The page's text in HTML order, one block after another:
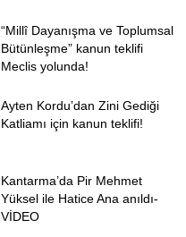
“Millî Dayanışma ve Toplumsal
Bütünleşme” kanun teklifi
Meclis yolunda!
Ayten Kordu’dan Zini Gediği
Katliamı için kanun teklifi!
Kantarma’da Pir Mehmet
Yüksel ile Hatice Ana anıldı-
VİDEO